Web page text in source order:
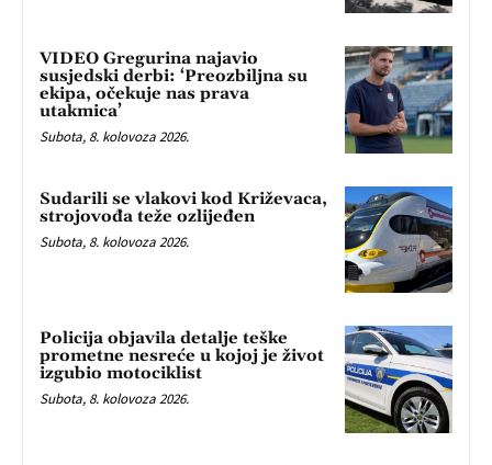
VIDEO Gregurina najavio
susjedski derbi: ‘Preozbiljna su
ekipa, očekuje nas prava
utakmica’
Subota, 8. kolovoza 2026.
Sudarili se vlakovi kod Križevaca,
strojovođa teže ozlijeđen
Subota, 8. kolovoza 2026.
Policija objavila detalje teške
prometne nesreće u kojoj je život
izgubio motociklist
Subota, 8. kolovoza 2026.